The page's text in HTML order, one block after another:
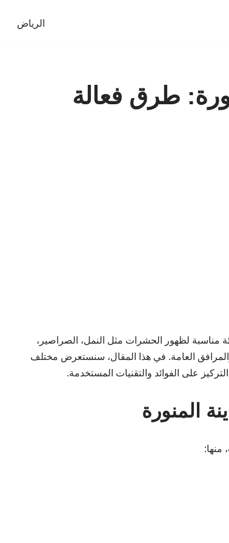
الرياض
طرق فعالة
مناسبة لظهور الحشرات مثل النمل، الصراصير،
العامة. في هذا المقال، سنستعرض مختلف
على الفوائد والتقنيات المستخدمة.
المنورة
منها: